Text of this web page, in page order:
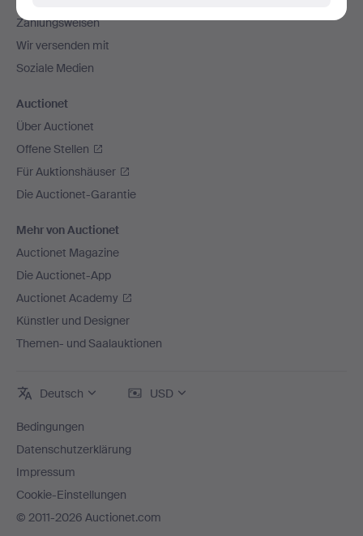
Zahlungsweisen
Wir versenden mit
Soziale Medien
Auctionet
Über Auctionet
Offene Stellen
Für Auktionshäuser
Die Auctionet-Garantie
Mehr von Auctionet
Auctionet Magazine
Die Auctionet-App
Auctionet Academy
Künstler und Designer
Themen- und Saalauktionen
Deutsch USD
Bedingungen
Datenschutzerklärung
Impressum
Cookie-Einstellungen
© 2011-2026 Auctionet.com